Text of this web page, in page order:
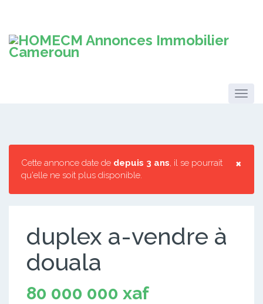
×
Cette annonce date de depuis 3 ans, il se pourrait
qu'elle ne soit plus disponible.
duplex a-vendre à
douala
80 000 000 xaf